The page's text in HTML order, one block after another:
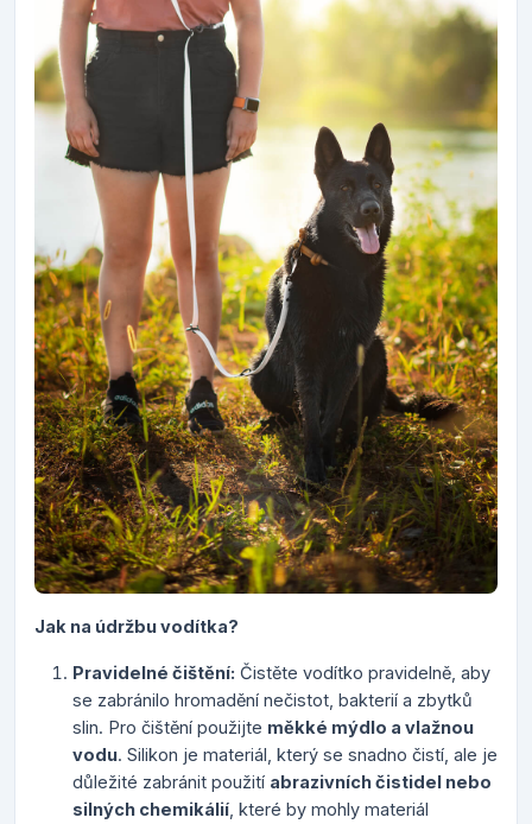
Jak na údržbu vodítka?
Pravidelné čištění: Čistěte vodítko pravidelně, aby
se zabránilo hromadění nečistot, bakterií a zbytků
slin. Pro čištění použijte měkké mýdlo a vlažnou
vodu. Silikon je materiál, který se snadno čistí, ale je
důležité zabránit použití abrazivních čistidel nebo
silných chemikálií , které by mohly materiál